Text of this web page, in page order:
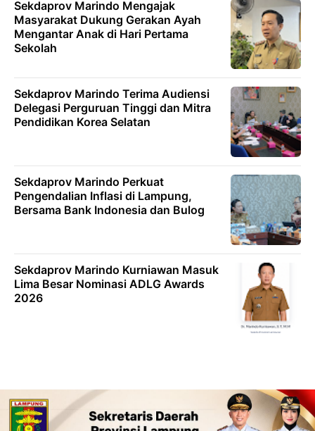
Sekdaprov Marindo Mengajak
Masyarakat Dukung Gerakan Ayah
Mengantar Anak di Hari Pertama
Sekolah
Sekdaprov Marindo Terima Audiensi
Delegasi Perguruan Tinggi dan Mitra
Pendidikan Korea Selatan
Sekdaprov Marindo Perkuat
Pengendalian Inflasi di Lampung,
Bersama Bank Indonesia dan Bulog
Sekdaprov Marindo Kurniawan Masuk
Lima Besar Nominasi ADLG Awards
2026